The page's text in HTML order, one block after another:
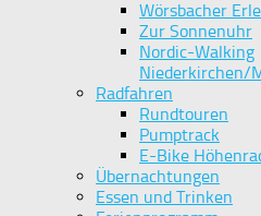
Wörsbacher
Zur Sonnenuhr
Nordic-Walking
Niederkirchen/
Radfahren
Rundtouren
Pumptrack
E-Bike
Übernachtungen
Essen und Trinken